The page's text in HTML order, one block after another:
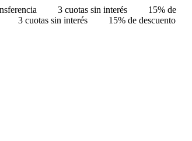
3 cuotas sin interés
15% de
3 cuotas sin interés
15% de descuento